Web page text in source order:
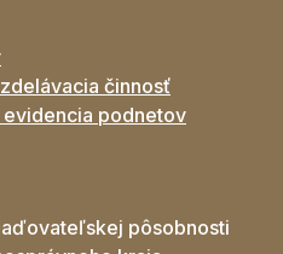
činnosť
podnetov
pôsobnosti